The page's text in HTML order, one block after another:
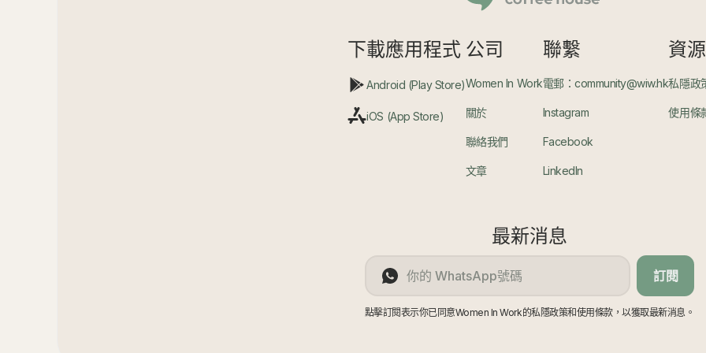
下載應用程式
Android (Play Store)
iOS (App Store)
公司
Women In Work
關於
聯絡我們
文章
聯繫
電郵：community@wiw.hk
Instagram
Facebook
LinkedIn
資源
私隱政
使用條
最新消息
訂閱
點擊訂閱表示你已同意Women In Work的私隱政策和使用條款，以獲取最新消息。